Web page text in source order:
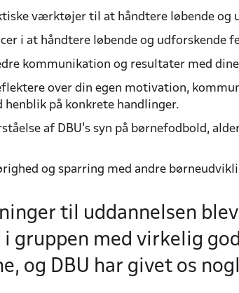
værktøjer til at håndtere løbende og
i at håndtere løbende og udforskende
kommunikation og resultater med
over din egen motivation,
på konkrete handlinger.
af DBU’s syn på børnefodbold,
og sparring med andre
til uddannelsen
gruppen med virkelig
og DBU har givet os